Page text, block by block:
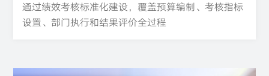
通过绩效考核标准化建设，覆盖预算编制、考核指标
设置、部门执行和结果评价全过程